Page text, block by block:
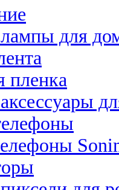
для
пленка